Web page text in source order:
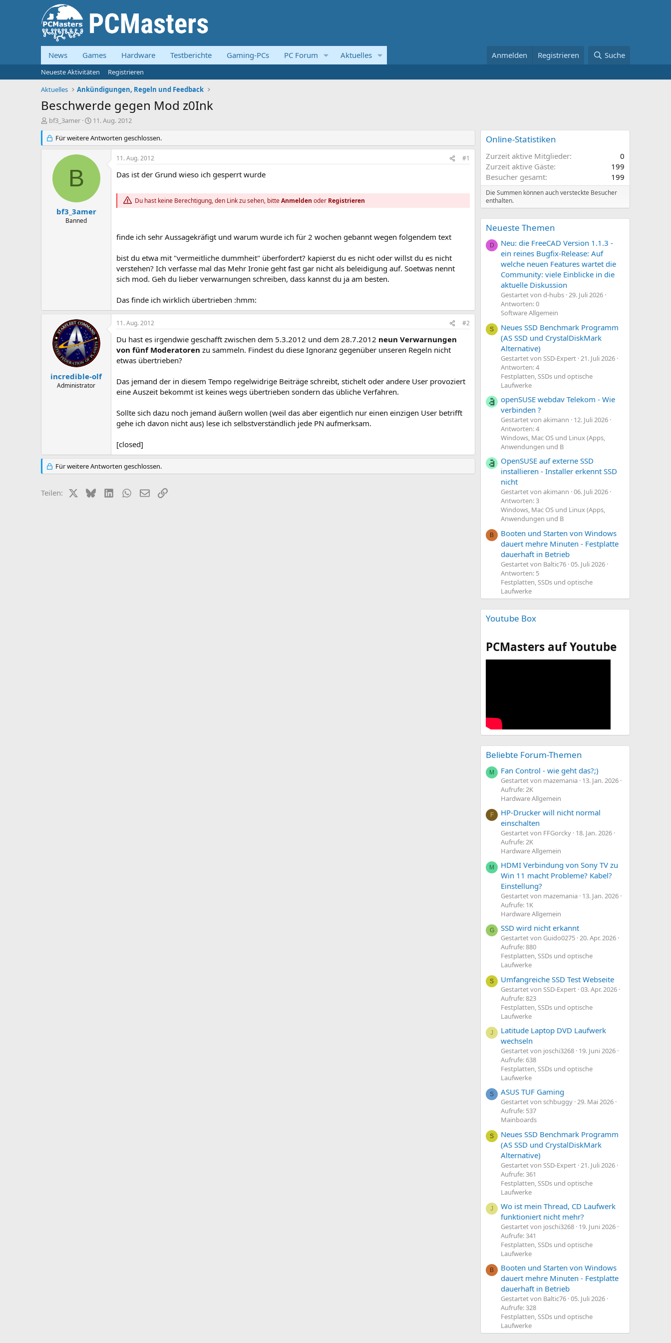
News Games Hardware Testberichte Gaming-PCs PC Forum Aktuelles Anmelden Registrieren Suche
Neueste Aktivitäten
Registrieren
Aktuelles
Ankündigungen, Regeln und Feedback
Beschwerde gegen Mod z0Ink
E
s
t
bf3_3amer
E
s
t
l
a
11. Aug. 2012
Für weitere Antworten geschlossen.
B
bf3_3amer
Banned
11. Aug. 2012 #1
Das ist der Grund wieso ich gesperrt wurde
Du hast keine Berechtigung, den Link zu sehen, bitteAnmelden oder Registrieren
finde ich sehr Aussagekräfigt und warum wurde ich für 2 wochen gebannt wegen folgendem text
bist du etwa mit "vermeitliche dummheit" überfordert? kapierst du es nicht oder willst du es nicht
verstehen? Ich verfasse mal das Mehr Ironie geht fast gar nicht als beleidigung auf. Soetwas nennt
sich mod. Geh du lieber verwarnungen schreiben, dass kannst du ja am besten.
Das finde ich wirklich übertrieben :hmm:
incredible-olf
Administrator
11. Aug. 2012 #2
Du hast es irgendwie geschafft zwischen dem 5.3.2012 und dem 28.7.2012 neun Verwarnungen
von fünf Moderatoren zu sammeln. Findest du diese Ignoranz gegenüber unseren Regeln nicht
etwas übertrieben?
Das jemand der in diesem Tempo regelwidrige Beiträge schreibt, stichelt oder andere User provoziert
eine Auszeit bekommt ist keines wegs übertrieben sondern das übliche Verfahren.
Sollte sich dazu noch jemand äußern wollen (weil das aber eigentlich nur einen einzigen User betrifft
gehe ich davon nicht aus) lese ich selbstverständlich jede PN aufmerksam.
[closed]
Für weitere Antworten geschlossen.
Teilen: X (Twitter)
BlueskyLinkedInWhatsApp
E-MailLink
Online-Statistiken
Zurzeit aktive Mitglieder
0
Zurzeit aktive Gäste
199
Besucher gesamt
199
Die Summen können auch versteckte Besucher
enthalten.
Neueste Themen
D
Neu: die FreeCAD Version 1.1.3 -
ein reines Bugfix-Release: Auf
welche neuen Features wartet die
Community: viele Einblicke in die
aktuelle Diskussion
Gestartet von d-hubs 29. Juli 2026
Antworten: 0
Software Allgemein
S
Neues SSD Benchmark Programm
(AS SSD und CrystalDiskMark
Alternative)
Gestartet von SSD-Expert 21. Juli 2026
Antworten: 4
Festplatten, SSDs und optische
Laufwerke
openSUSE webdav Telekom - Wie
verbinden ?
Gestartet von akimann
12. Juli 2026
Antworten: 4
Windows, Mac OS und Linux (Apps,
Anwendungen und B
OpenSUSE auf externe SSD
installieren - Installer erkennt SSD
nicht
Gestartet von akimann 06. Juli 2026
Antworten: 3
Windows, Mac OS und Linux (Apps,
Anwendungen und B
B
Booten und Starten von Windows
dauert mehre Minuten - Festplatte
dauerhaft in Betrieb
Gestartet von Baltic76 05. Juli 2026
Antworten: 5
Festplatten, SSDs und optische
Laufwerke
Youtube Box
PCMasters auf Youtube
Beliebte Forum-Themen
M Fan Control - wie geht das?;)
Gestartet von mazemania 13. Jan. 2026
Aufrufe: 2K
Hardware Allgemein
F
HP-Drucker will nicht normal
einschalten
Gestartet von FFGorcky 18. Jan. 2026
Aufrufe: 2K
Hardware Allgemein
M
HDMI Verbindung von Sony TV zu
Win 11 macht Probleme? Kabel?
Einstellung?
Gestartet von mazemania 13. Jan. 2026
Aufrufe: 1K
Hardware Allgemein
G SSD wird nicht erkannt
Gestartet von Guido0275 20. Apr. 2026
Aufrufe: 880
Festplatten, SSDs und optische
Laufwerke
S Umfangreiche SSD Test Webseite
Gestartet von SSD-Expert 03. Apr. 2026
Aufrufe: 823
Festplatten, SSDs und optische
Laufwerke
J
Latitude Laptop DVD Laufwerk
wechseln
Gestartet von joschi3268 19. Juni 2026
Aufrufe: 638
Festplatten, SSDs und optische
Laufwerke
S ASUS TUF Gaming
Gestartet von schbuggy 29. Mai 2026
Aufrufe: 537
Mainboards
S
Neues SSD Benchmark Programm
(AS SSD und CrystalDiskMark
Alternative)
Gestartet von SSD-Expert 21. Juli 2026
Aufrufe: 361
Festplatten, SSDs und optische
Laufwerke
J
Wo ist mein Thread, CD Laufwerk
funktioniert nicht mehr?
Gestartet von joschi3268 19. Juni 2026
Aufrufe: 341
Festplatten, SSDs und optische
Laufwerke
B
Booten und Starten von Windows
dauert mehre Minuten - Festplatte
dauerhaft in Betrieb
Gestartet von Baltic76 05. Juli 2026
Aufrufe: 328
Festplatten, SSDs und optische
Laufwerke